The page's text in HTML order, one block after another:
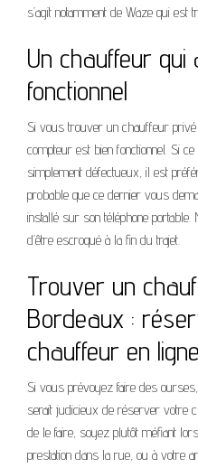
s’agit notamment de Waze qui est
Un chauffeur
fonctionnel
Si vous trouver un chauffeur
compteur est bien fonctionnel. Si
simplement défectueux, il est
probable que ce dernier vous
installé sur son téléphone
d’être escroqué à la fin du trajet.
Trouver un
Bordeaux :
chauffeur en ligne
Si vous prévoyez faire des
serait judicieux de réserver votre
de le faire, soyez plutôt méfiant
prestation dans la rue, ou à votre